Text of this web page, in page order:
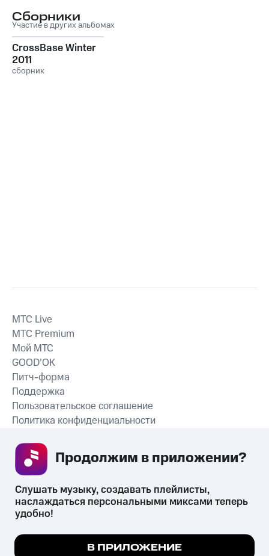
Сборники
Участие в других альбомах
CrossBase Winter
2011
сборник
СКАЧАТЬ ПРИЛОЖЕНИЕ
MTС Live
MTС Premium
Мой МТС
GOOD’OK
Питч-форма
Поддержка
Пользовательское соглашение
Политика конфиденциальности
психотропных веществ, их аналогов причиняет вред здоровью,
их незаконный оборот запрещён и влечёт установленную
Мы используем куки, чтобы на сайте все
Слушать музыку, создавать плейлисты,
наслаждаться персональными миксами теперь
удобно!
В ПРИЛОЖЕНИЕ